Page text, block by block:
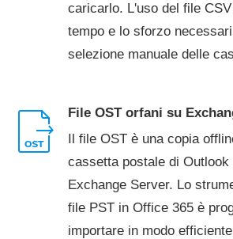
caricarlo. L'uso del file
tempo e lo sforzo
selezione manuale delle
File OST orfani su
Il file OST è una copia
cassetta postale di
Exchange Server. Lo
file PST in Office 365 è
importare in modo